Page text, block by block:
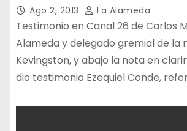
Ago 2, 2013 La Alameda
Testimonio en Canal 26 de Carlos
Alameda y delegado gremial de la
Kevingston, y abajo la nota en
dio testimonio Ezequiel Conde,